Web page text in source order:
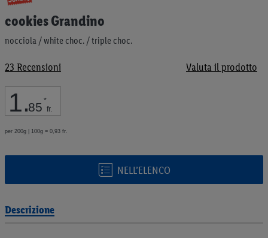
cookies Grandino
nocciola / white choc. / triple choc.
23 Recensioni Valuta il prodotto
1.85 *
fr.
per 200g | 100g = 0,93 fr.
NELL’ELENCO
all'inizio
della
di
Descrizione